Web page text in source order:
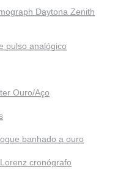
Daytona Zenith
pulso analógico
Ouro/Aço
banhado a ouro
cronógrafo